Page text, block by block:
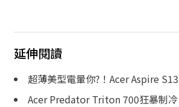
延伸閱讀
超薄美型電暈你?！Acer Aspire
Acer Predator Triton 700狂暴制冷